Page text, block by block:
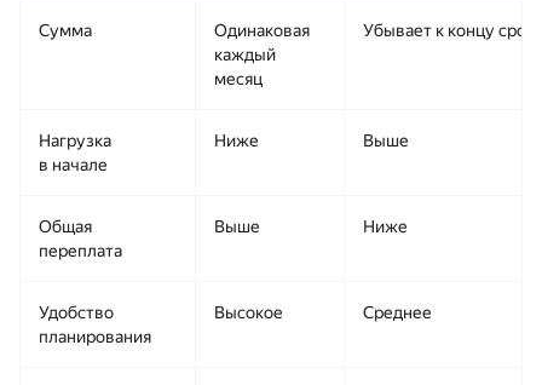
Сумма
Одинаковая
каждый
месяц
Убывает к концу срока
Нагрузка
в начале
Ниже Выше
Общая
переплата
Выше Ниже
Удобство
планирования
Высокое Среднее